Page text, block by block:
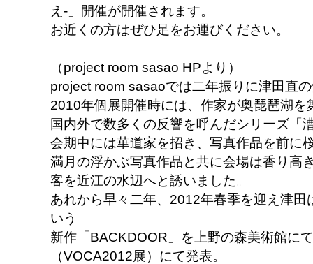
え-」開催が開催されます。
お近くの方はぜひ足をお運びください。
（project room sasao HPより）
project room sasaoでは二年振りに津田直
2010年個展開催時には、作家が奥琵琶湖を
国内外で数多くの反響を呼んだシリーズ「
会期中には華道家を招き、写真作品を前に
満月の浮かぶ写真作品と共に会場は香り高
客を近江の水辺へと誘いました。
あれから早々二年、2012年春季を迎え津
いう
新作「BACKDOOR」を上野の森美術館に
（VOCA2012展）にて発表。